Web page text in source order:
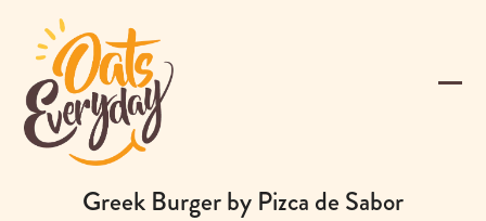
content
Greek Burger by Pizca de Sabor